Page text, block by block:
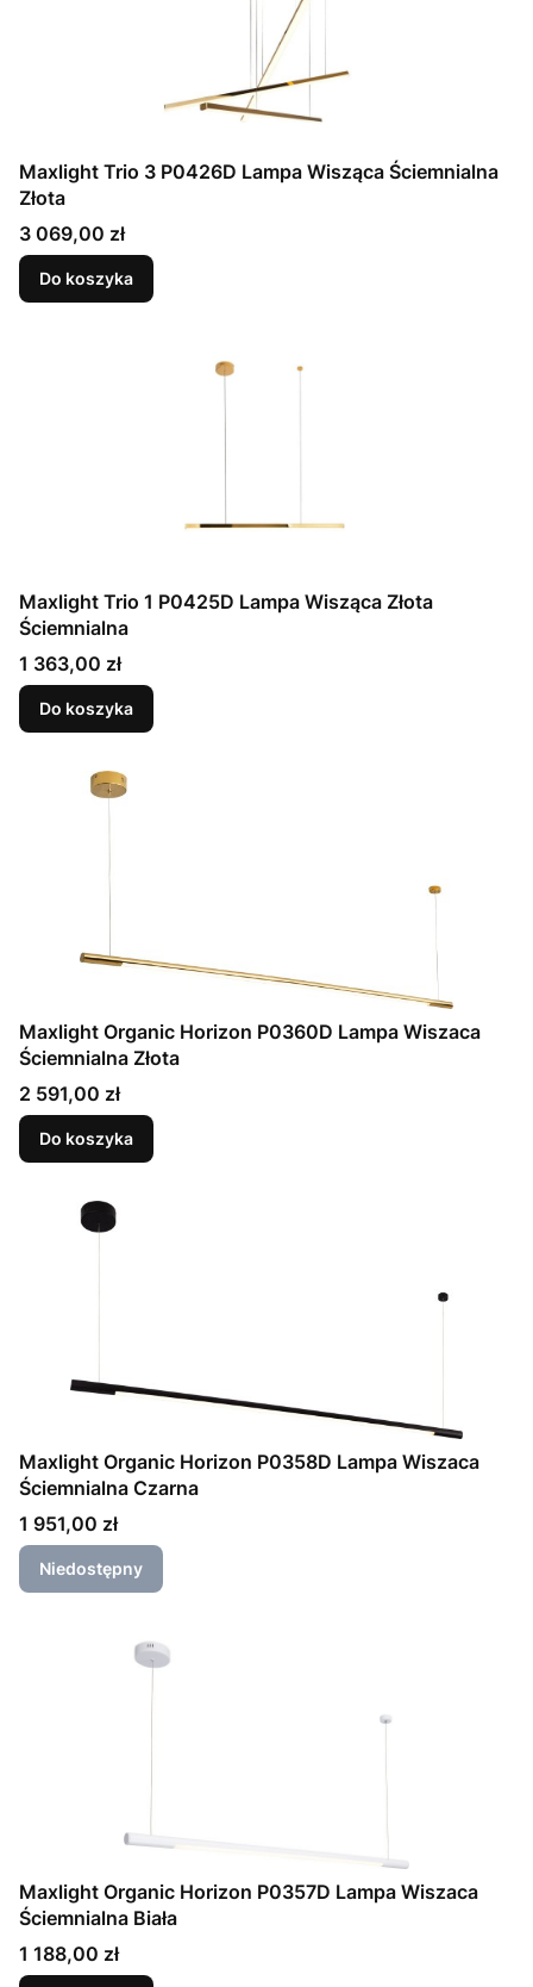
Maxlight Trio 3 P0426D Lampa Wisząca Ściemnialna
Złota
Cena
3 069,00 zł
Do koszyka
Maxlight Trio 1 P0425D Lampa Wisząca Złota
Ściemnialna
Cena
1 363,00 zł
Do koszyka
Maxlight Organic Horizon P0360D Lampa Wiszaca
Ściemnialna Złota
Cena
2 591,00 zł
Do koszyka
Maxlight Organic Horizon P0358D Lampa Wiszaca
Ściemnialna Czarna
Cena
1 951,00 zł
Niedostępny
Maxlight Organic Horizon P0357D Lampa Wiszaca
Ściemnialna Biała
Cena
1 188,00 zł